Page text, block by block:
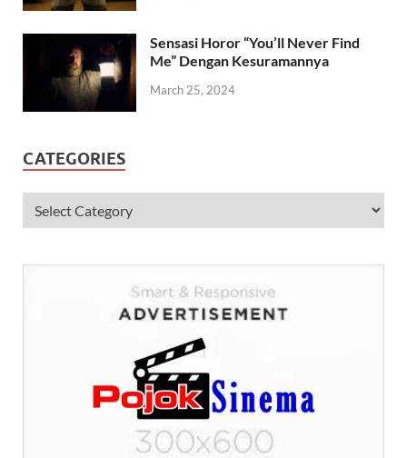
Sensasi Horor “You’ll Never Find
Me” Dengan Kesuramannya
March 25, 2024
CATEGORIES